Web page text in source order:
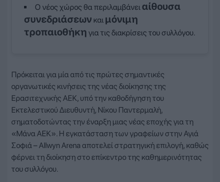
Ο νέος χώρος θα περιλαμβάνειαίθουσα
συνεδριάσεων και μόνιμη
τροπαιοθήκη για τις διακρίσεις του συλλόγου.
Πρόκειται για μία από τις πρώτες σημαντικές
οργανωτικές κινήσεις της νέας διοίκησης της
Ερασιτεχνικής ΑΕΚ, υπό την καθοδήγηση του
Εκτελεστικού Διευθυντή, Νίκου Παντερμαλή,
σηματοδοτώντας την έναρξη μιας νέας εποχής για τη
«Μάνα ΑΕΚ». Η εγκατάσταση των γραφείων στην Αγιά
Σοφιά – Allwyn Arena αποτελεί στρατηγική επιλογή, καθώς
φέρνει τη διοίκηση στο επίκεντρο της καθημερινότητας
του συλλόγου.